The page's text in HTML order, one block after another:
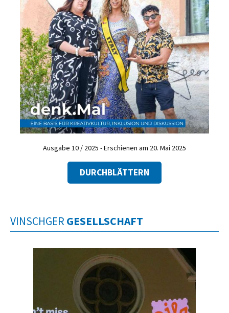
Ausgabe 10 / 2025 - Erschienen am 20. Mai 2025
DURCHBLÄTTERN
VINSCHGER GESELLSCHAFT